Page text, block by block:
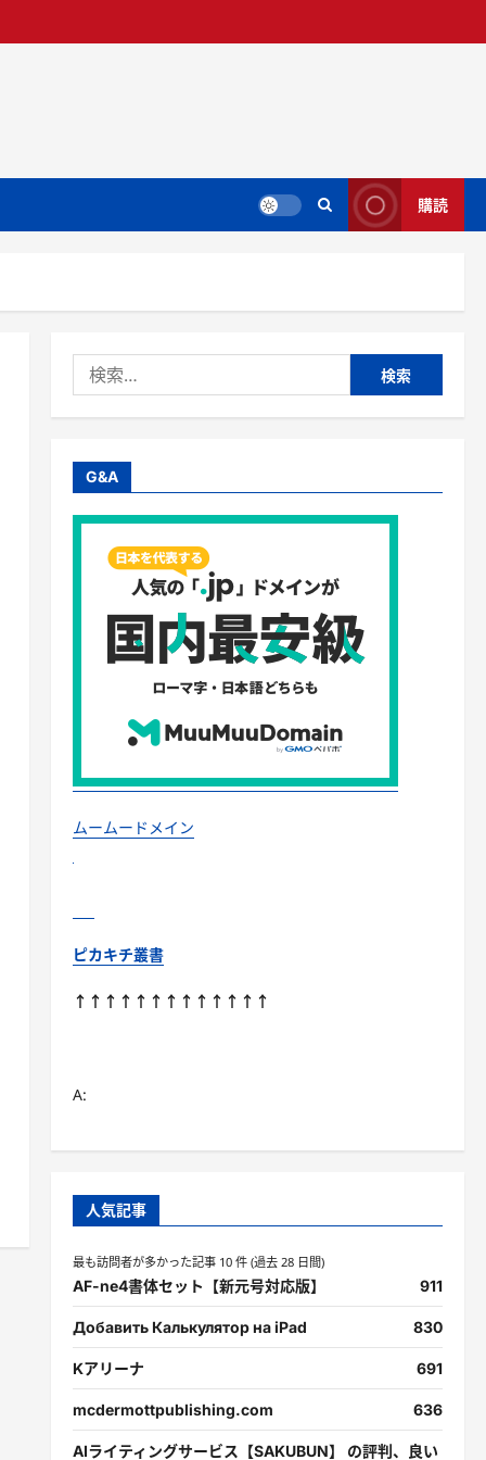
購読
索:
G&A
ムームードメイン
ピカキチ叢書
↑↑↑↑↑↑↑↑↑↑↑↑↑
A:
人気記事
最も訪問者が多かった記事 10 件 (過去 28 日間)
AF-ne4書体セット【新元号対応版】 911
Добавить Калькулятор на iPad 830
Kアリーナ 691
mcdermottpublishing.com 636
AIライティングサービス【SAKUBUN】 の評判、良い